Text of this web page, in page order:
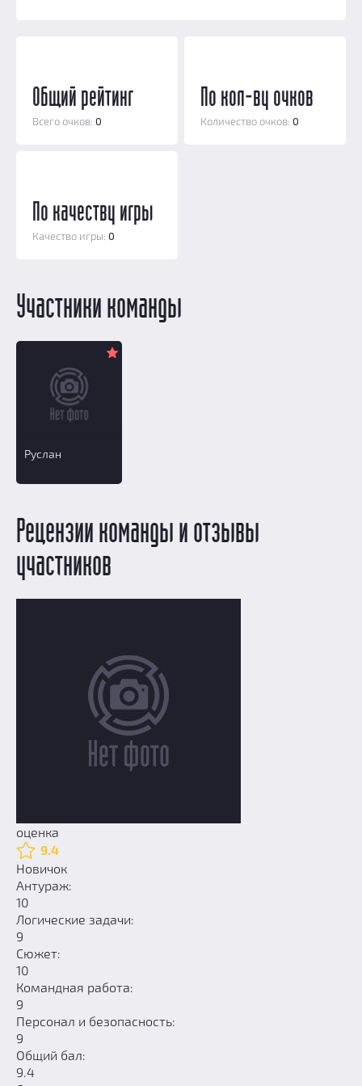
Общий рейтинг
Всего очков: 0
По кол-ву очков
Количество очков:0
По качеству игры
Качество игры: 0
Участники команды
Руслан
Рецензии команды и отзывы
участников
оценка
9.4
Новичок
Антураж:
10
Логические задачи:
9
Сюжет:
10
Командная работа:
9
Персонал и безопасность:
9
Общий бал:
9.4